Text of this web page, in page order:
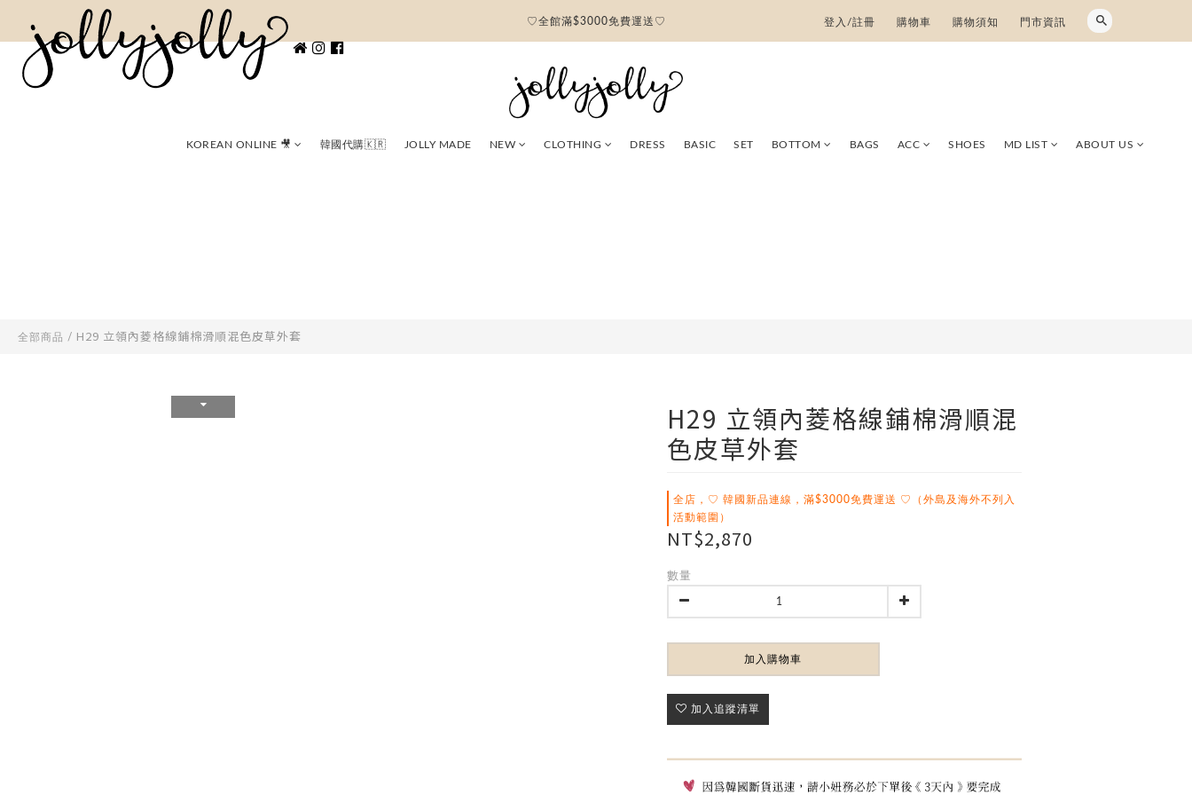
♡全館滿$3000免費運送♡ 登入/註冊 購物車 購物須知 門市資訊
KOREAN ONLINE 🎥 韓國代購🇰🇷 JOLLY MADE NEW CLOTHING DRESS BASIC SET BOTTOM BAGS ACC SHOES MD LIST ABOUT US
全部商品 / H29 立領內菱格線鋪棉滑順混色皮草外套
H29 立領內菱格線鋪棉滑順混
色皮草外套
全店，♡ 韓國新品連線，滿$3000免費運送 ♡（外島及海外不列入
活動範圍）
NT$2,870
數量
加入購物車
加入追蹤清單